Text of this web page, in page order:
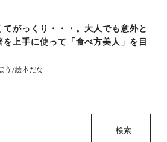
がっくり・・・。大人でも意外と
上手に使って「食べ方美人」を目
う /絵本だな
検索